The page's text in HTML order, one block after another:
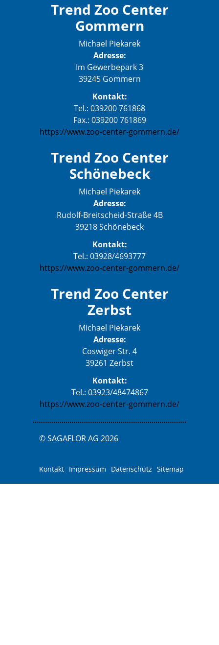
Trend Zoo Center
Gommern
Michael Piekarek
Adresse:
Im Gewerbepark 3
39245 Gommern
Kontakt:
Tel.: 039200 761868
Fax.: 039200 761869
https://www.zoo-center-gommern.de/
Trend Zoo Center
Schönebeck
Michael Piekarek
Adresse:
Rudolf-Breitscheid-Straße 4B
39218 Schönebeck
Kontakt:
Tel.: 03928/4693777
https://www.zoo-center-gommern.de/
Trend Zoo Center
Zerbst
Michael Piekarek
Adresse:
Coswiger Str. 4
39261 Zerbst
Kontakt:
Tel.: 03923/48474867
https://www.zoo-center-gommern.de/
© SAGAFLOR AG 2026
Kontakt Impressum Datenschutz Sitemap